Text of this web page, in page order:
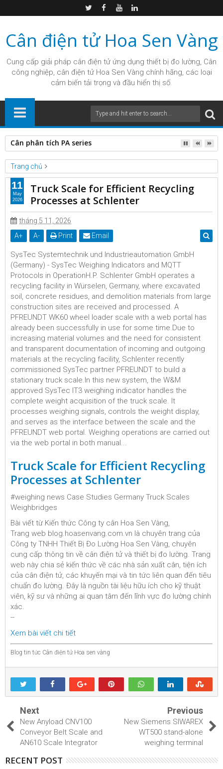
Cân điện tử Hoa Sen Vàng
Cung cấp giải pháp cân điện tử ứng dụng thiết bị đo lường, Cân
công nghiệp, cân điện tử Hoa Sen Vàng chính hãng, các loại
cảm biến tải trọng và đầu hiển thị số.
Cân phân tích PA series
Trang chủ
Unlabelled
Truck Scale for Efficient Recycling Processes at Schlenter
Truck Scale for Efficient Recycling
Processes at Schlenter
tháng 5 11, 2026
A+ A- Print Email
SysTec Systemtechnik und Industrieautomation GmbH
(Germany) - SysTec Weighing Indicators and MQTT
Protocols in OperationH.P. Schlenter GmbH operates a
recycling facility in Würselen, Germany, where excavated
soil, concrete residues, and demolition materials from large
construction sites are received and processed. A
PFREUNDT WK60 wheel loader scale with a web portal has
already been successfully in use for some time.Due to
increasing material volumes and the need for consistent
and transparent documentation of incoming and outgoing
materials at the recycling facility, Schlenter recently
commissioned SysTec partner PFREUNDT to build a
stationary truck scale.In this new system, the W&M
approved SysTec IT3 weighing indicator handles the
complete weight acquisition of the truck scale. It
processes weighing signals, controls the weight display,
and serves as the interface between the scale and the
PFREUNDT web portal. Weighing operations are carried out
via the web portal in both manual...
Truck Scale for Efficient Recycling
Processes at Schlenter
#weighing news Case Studies Germany Truck Scales
Weighbridges
Bài viết từ Kiến thức Công ty cân Hoa Sen Vàng,
Trang web blog.hoasenvang.com.vn là chuyên trang của
Công ty TNHH Thiết Bị Đo Lường Hoa Sen Vàng, chuyên
cung cấp thông tin về cân điện tử và thiết bị đo lường. Trang
web này chia sẻ kiến thức về các nhà sản xuất cân, tiện ích
của cân điện tử, các khuyến mại và tin tức liên quan đến tiêu
chuẩn đo lường. Đây là nguồn tài liệu hữu ích cho kỹ thuật
viên, kỹ sư và những ai quan tâm đến lĩnh vực đo lường chính
xác.
--
Xem bài viết chi tiết
Blog tin tức Cân điện tử Hoa sen vàng
11
May
2026
Next
New Anyload CNV100
Conveyor Belt Scale and
AN610 Scale Integrator
Previous
New Siemens SIWAREX
WT500 stand-alone
weighing terminal
RECENT POST